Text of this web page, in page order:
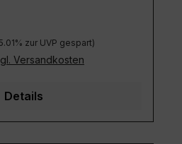
zur UVP gespart)
Versandkosten
Details